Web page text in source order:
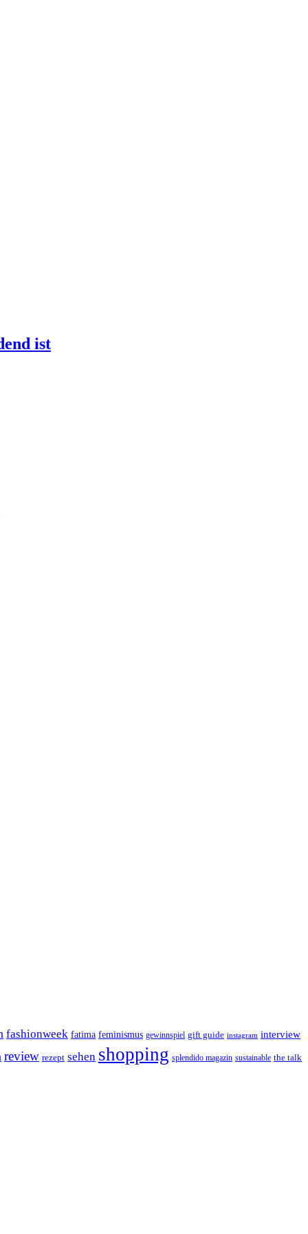
ist
fashionweek fatima feminismus gewinnspiel gift guide instagram interview
review rezept sehen shopping splendido magazin sustainable the talk